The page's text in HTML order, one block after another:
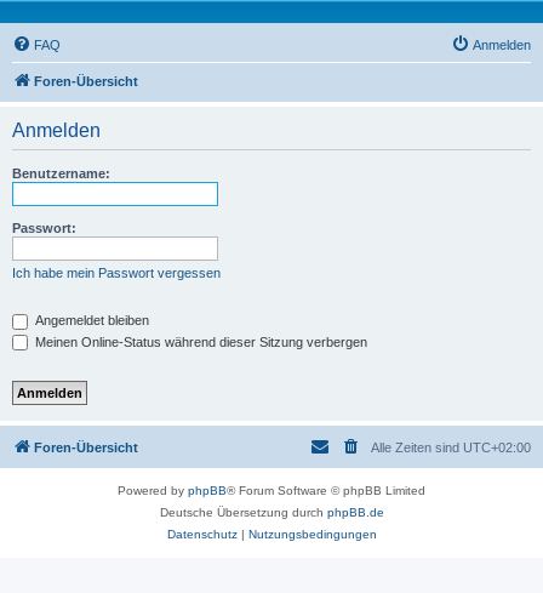
FAQ Anmelden
Foren-Übersicht
Anmelden
Benutzername:
Passwort:
Ich habe mein Passwort vergessen
Angemeldet bleiben
Meinen Online-Status während dieser Sitzung verbergen
Foren-Übersicht Alle Zeiten sind UTC+02:00
Powered by phpBB® Forum Software © phpBB Limited
Deutsche Übersetzung durch phpBB.de
Datenschutz| Nutzungsbedingungen